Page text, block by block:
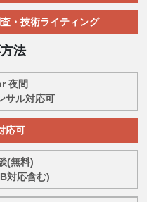
・技術ライティング
法
夜間
サル対応可
応可
(無料)
対応含む)